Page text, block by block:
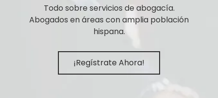
Todo sobre servicios de abogacía.
Abogados en áreas con amplia población
hispana.
¡Regístrate Ahora!